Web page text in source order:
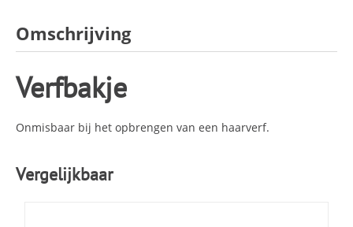
Omschrijving
Verfbakje
Onmisbaar bij het opbrengen van een haarverf.
Vergelijkbaar